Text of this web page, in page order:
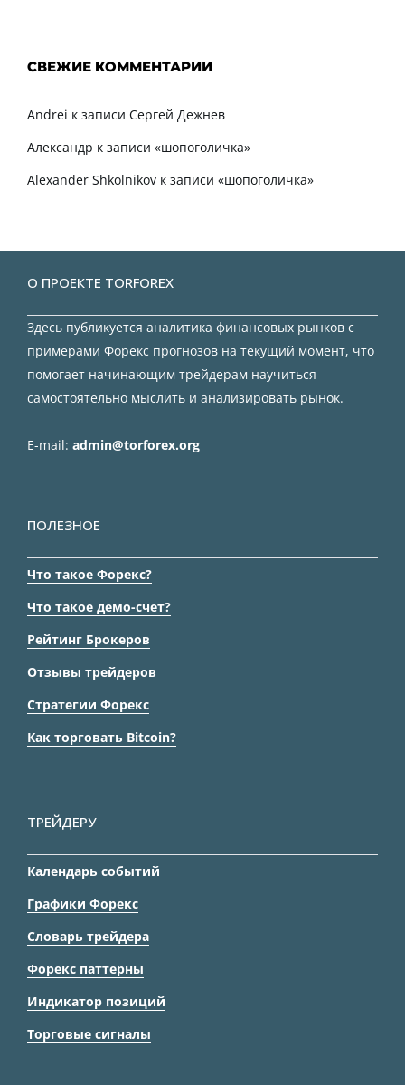
СВЕЖИЕ КОММЕНТАРИИ
Andrei к записи Сергей Дежнев
Александр к записи «шопоголичка»
Alexander Shkolnikov к записи «шопоголичка»
О ПРОЕКТЕ TORFOREX
Здесь публикуется аналитика финансовых рынков с
примерами Форекс прогнозов на текущий момент, что
помогает начинающим трейдерам научиться
самостоятельно мыслить и анализировать рынок.
E-mail: admin@torforex.org
ПОЛЕЗНОЕ
Что такое Форекс?
Что такое демо-счет?
Рейтинг Брокеров
Отзывы трейдеров
Стратегии Форекс
Как торговать Bitcoin?
ТРЕЙДЕРУ
Календарь событий
Графики Форекс
Словарь трейдера
Форекс паттерны
Индикатор позиций
Торговые сигналы